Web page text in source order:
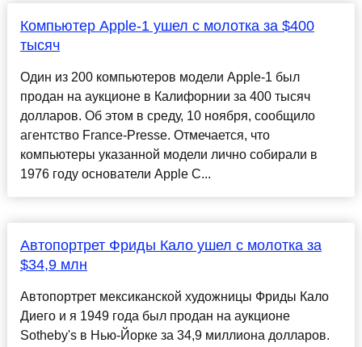
Компьютер Apple-1 ушел с молотка за $400
тысяч
Один из 200 компьютеров модели Apple-1 был
продан на аукционе в Калифорнии за 400 тысяч
долларов. Об этом в среду, 10 ноября, сообщило
агентство France-Presse. Отмечается, что
компьютеры указанной модели лично собирали в
1976 году основатели Apple С...
Автопортрет Фриды Кало ушел с молотка за
$34,9 млн
Автопортрет мексиканской художницы Фриды Кало
Диего и я 1949 года был продан на аукционе
Sotheby's в Нью-Йорке за 34,9 миллиона долларов.